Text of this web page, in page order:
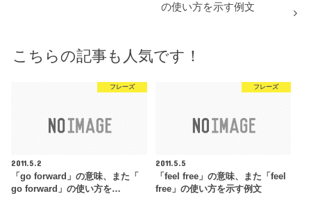
の使い方を示す例文
こちらの記事も人気です！
フレーズ
2011.5.2
「go forward」の意味、また「
go forward」の使い方を…
フレーズ
2011.5.5
「feel free」の意味、また「feel
free」の使い方を示す例文